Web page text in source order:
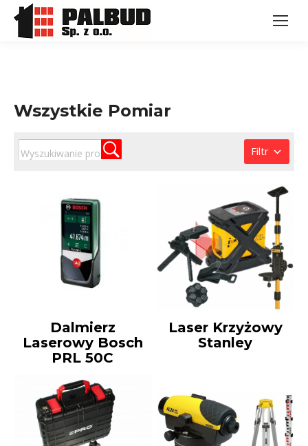
Wszystkie Pomiar
Filtr
Dalmierz
Laserowy Bosch
PRL 50C
Laser Krzyżowy
Stanley